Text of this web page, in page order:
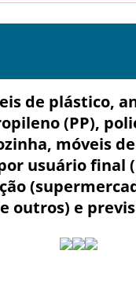
de plástico,
(PP),
móveis
usuário final
outros) e